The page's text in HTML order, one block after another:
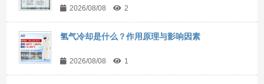
2026/08/08 2
氢气冷却是什么？作用原理与影响因素
2026/08/08 1